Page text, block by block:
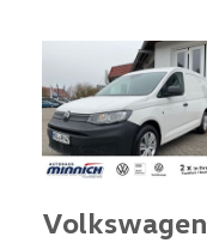
Volkswagen